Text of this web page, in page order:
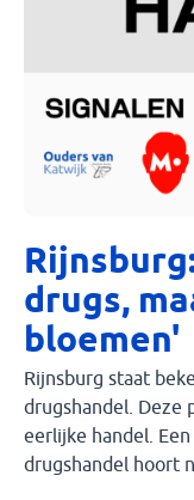
drugs,
bloemen'
Rijnsburg staat
drugshandel. Deze
eerlijke handel.
drugshandel hoort